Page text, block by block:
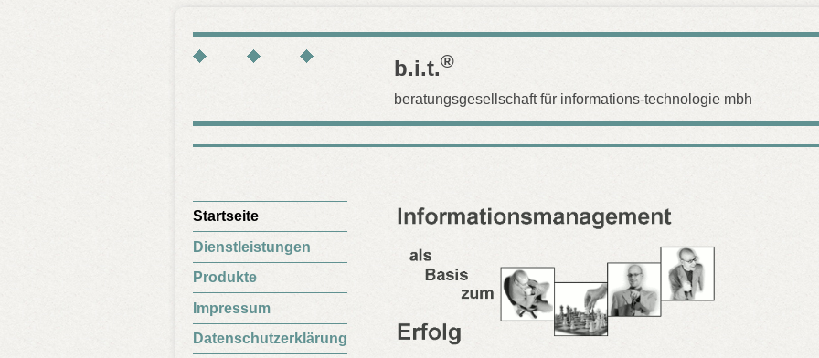
b.i.t.®
beratungsgesellschaft für informations-technologie mbh
Startseite
Dienstleistungen
Produkte
Impressum
Datenschutzerklärung